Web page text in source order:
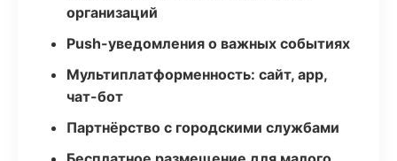
организаций
Push-уведомления о важных событиях
Мультиплатформенность: сайт, app,
чат-бот
Партнёрство с городскими службами